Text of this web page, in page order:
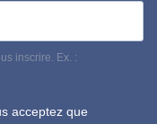
inscrire. Ex. :
acceptez que